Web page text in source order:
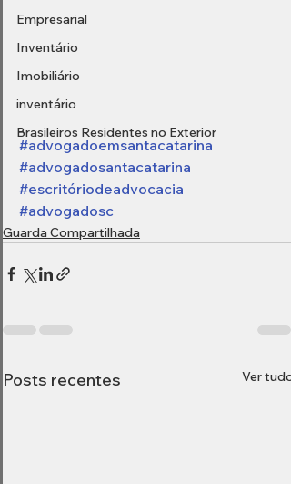
Empresarial
Inventário
Imobiliário
inventário
Brasileiros Residentes no Exterior
#advogadoemsantacatarina
#advogadosantacatarina
#escritóriodeadvocacia
#advogadosc
Guarda Compartilhada
Posts recentes Ver tudo